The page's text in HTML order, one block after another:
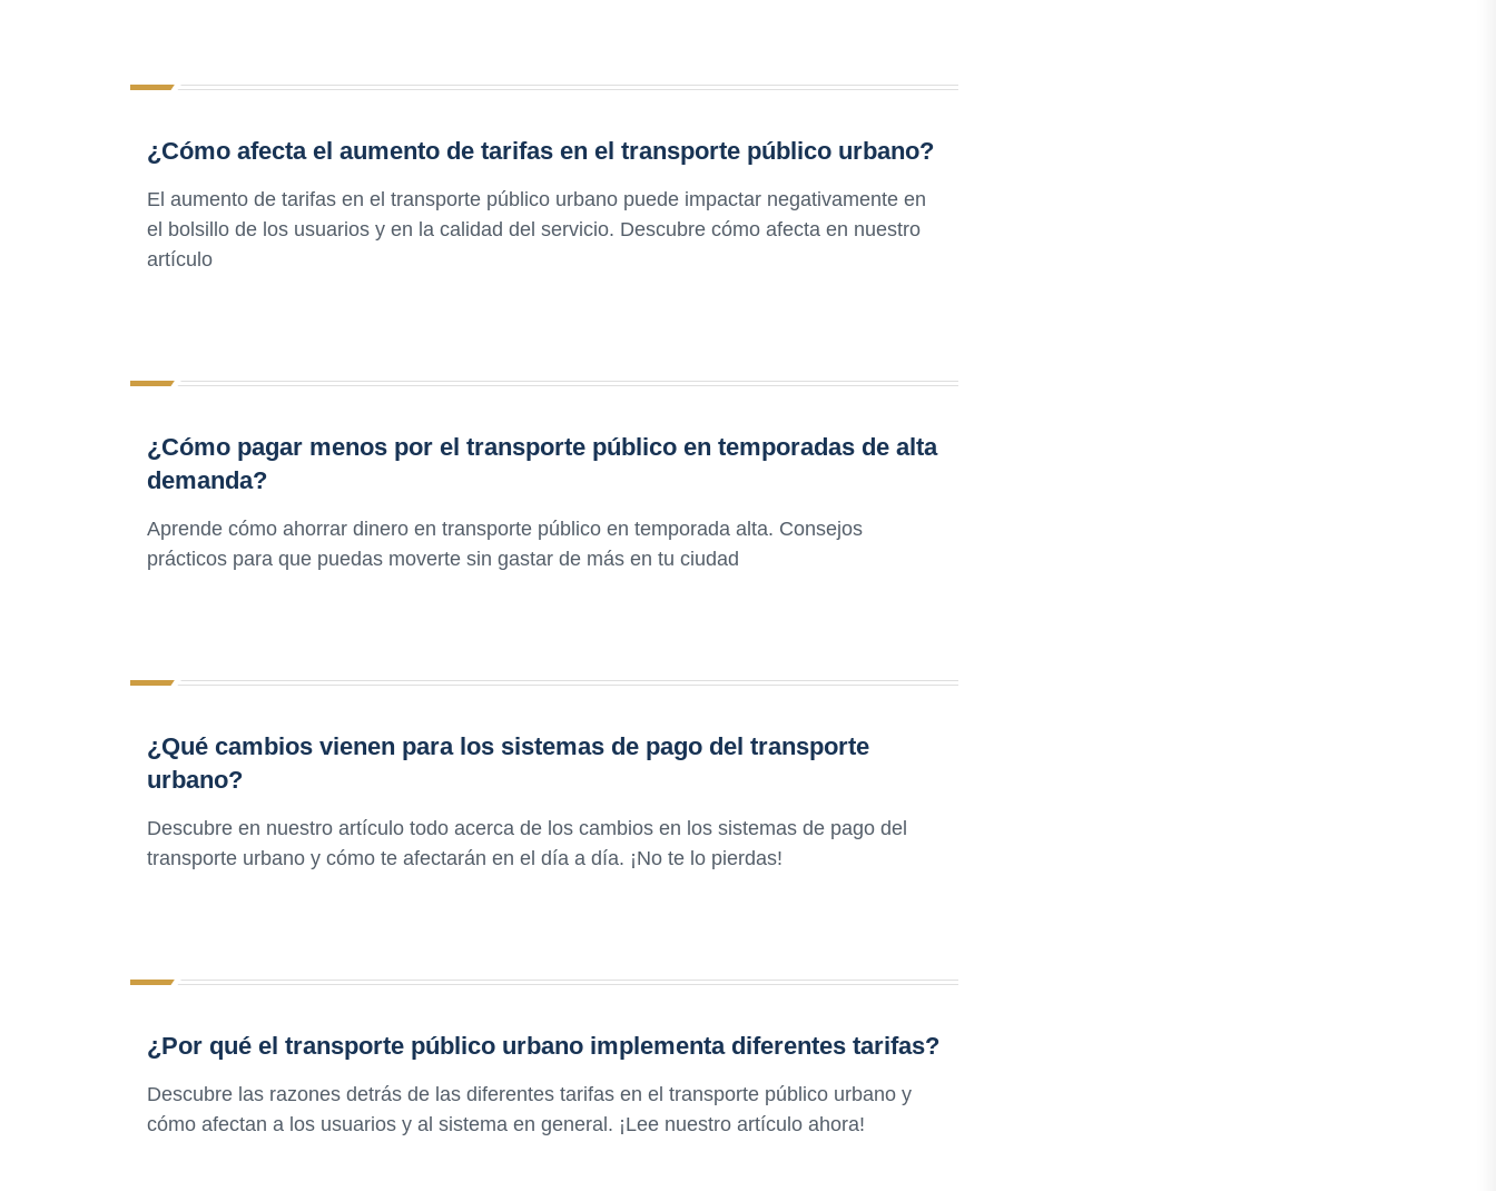
¿Cómo afecta el aumento de tarifas en el transporte público urbano?
El aumento de tarifas en el transporte público urbano puede impactar negativamente en
el bolsillo de los usuarios y en la calidad del servicio. Descubre cómo afecta en nuestro
artículo
¿Cómo pagar menos por el transporte público en temporadas de alta
demanda?
Aprende cómo ahorrar dinero en transporte público en temporada alta. Consejos
prácticos para que puedas moverte sin gastar de más en tu ciudad
¿Qué cambios vienen para los sistemas de pago del transporte
urbano?
Descubre en nuestro artículo todo acerca de los cambios en los sistemas de pago del
transporte urbano y cómo te afectarán en el día a día. ¡No te lo pierdas!
¿Por qué el transporte público urbano implementa diferentes tarifas?
Descubre las razones detrás de las diferentes tarifas en el transporte público urbano y
cómo afectan a los usuarios y al sistema en general. ¡Lee nuestro artículo ahora!